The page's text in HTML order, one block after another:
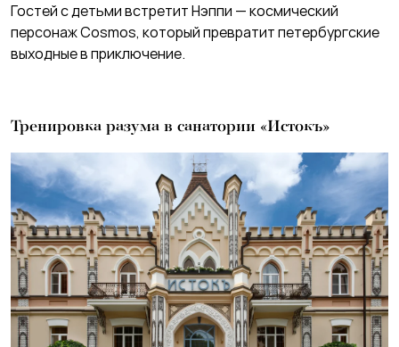
Гостей с детьми встретит Нэппи — космический
персонаж Cosmos, который превратит петербургские
выходные в приключение.
Тренировка разума в санатории «Истокъ»